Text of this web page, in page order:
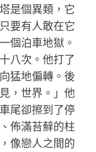
是個異類，它
要有人敢在它
個泊車地獄。
八次。他打了
猛地偏轉。後
，世界。」他
尾卻擦到了停
佈滿苔蘚的柱
像戀人之間的